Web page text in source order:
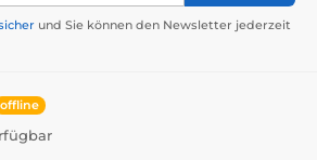
und Sie können den Newsletter jederzeit
offline